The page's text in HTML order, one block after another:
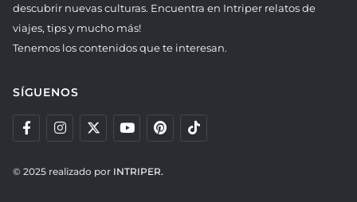
descubrir nuevas culturas. Encuentra en Intriper relatos de
viajes, tips y mucho más!
Tenemos los contenidos que te interesan.
SÍGUENOS
© 2025 realizado por INTRIPER.